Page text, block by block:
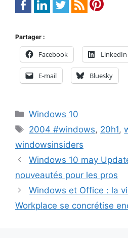
Partager :
Facebook LinkedIn
E-mail Bluesky
Catégories
Windows 10
Étiquettes
2004 #windows, 20h1,
windowsinsiders
Windows 10 may
nouveautés pour les pros
Windows et Office : la
Workplace se concrétise